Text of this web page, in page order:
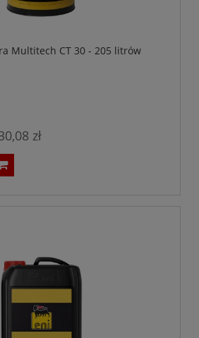
Multitech CT 30 - 205 litrów
zł